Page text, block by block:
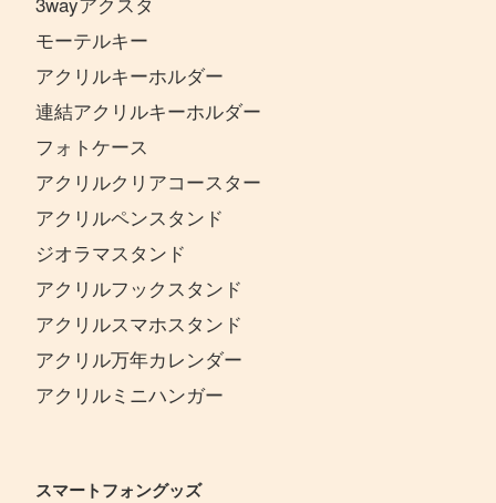
モーテルキー
アクリルキーホルダー
連結アクリルキーホルダー
フォトケース
アクリルクリアコースター
アクリルペンスタンド
ジオラマスタンド
アクリルフックスタンド
アクリルスマホスタンド
アクリル万年カレンダー
アクリルミニハンガー
スマートフォングッズ